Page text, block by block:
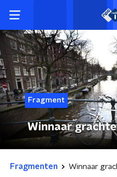
Fragment
Winnaar
Fragmenten Winnaar